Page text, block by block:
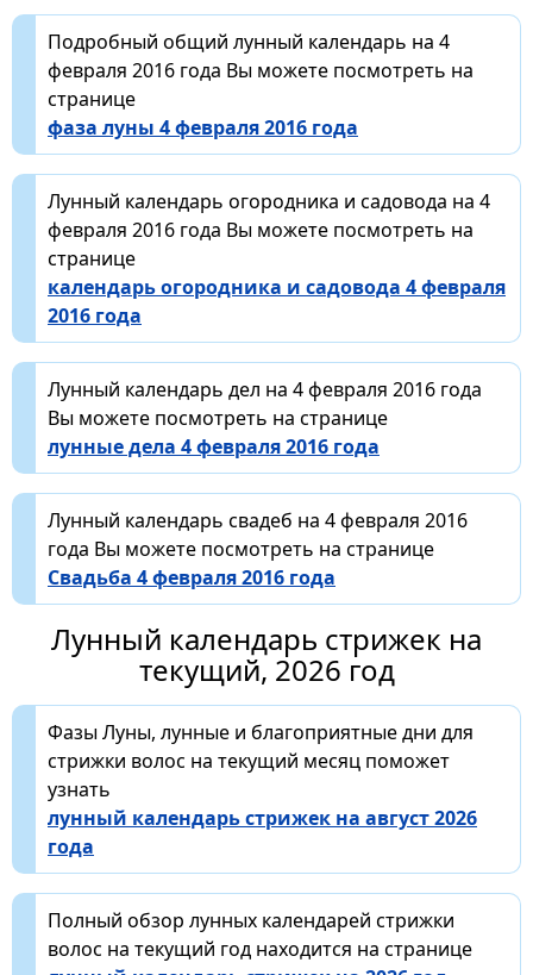
Подробный общий лунный календарь на 4
февраля 2016 года Вы можете посмотреть на
странице
фаза луны 4 февраля 2016 года
Лунный календарь огородника и садовода на 4
февраля 2016 года Вы можете посмотреть на
странице
календарь огородника и садовода 4 февраля
2016 года
Лунный календарь дел на 4 февраля 2016 года
Вы можете посмотреть на странице
лунные дела 4 февраля 2016 года
Лунный календарь свадеб на 4 февраля 2016
года Вы можете посмотреть на странице
Свадьба 4 февраля 2016 года
Лунный календарь стрижек на
текущий, 2026 год
Фазы Луны, лунные и благоприятные дни для
стрижки волос на текущий месяц поможет
узнать
лунный календарь стрижек на август 2026
года
Полный обзор лунных календарей стрижки
волос на текущий год находится на странице